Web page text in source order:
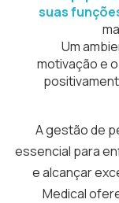
suas
Um
motivação e
A gestão de
essencial para
e alcançar
Medical